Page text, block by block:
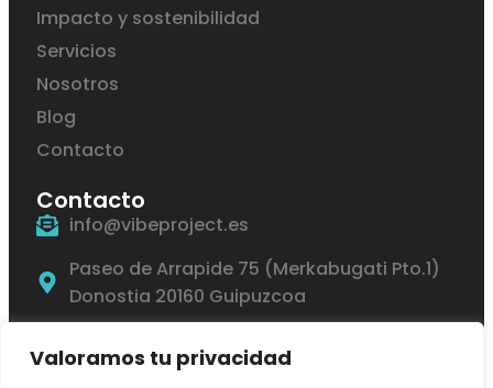
Valoramos tu privacidad
Impacto y sostenibilidad
Servicios
Nosotros
Blog
Contacto
Contacto
info@vibeproject.es
Paseo de Arrapide 75 (Merkabugati Pto.1)
Donostia 20160 Guipuzcoa